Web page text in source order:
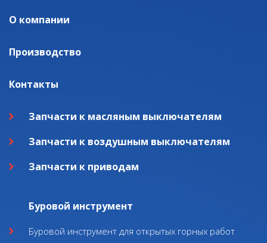
О компании
Производство
Контакты
Запчасти к масляным выключателям
Запчасти к воздушным выключателям
Запчасти к приводам
Буровой инструмент
Буровой инструмент для открытых горных работ